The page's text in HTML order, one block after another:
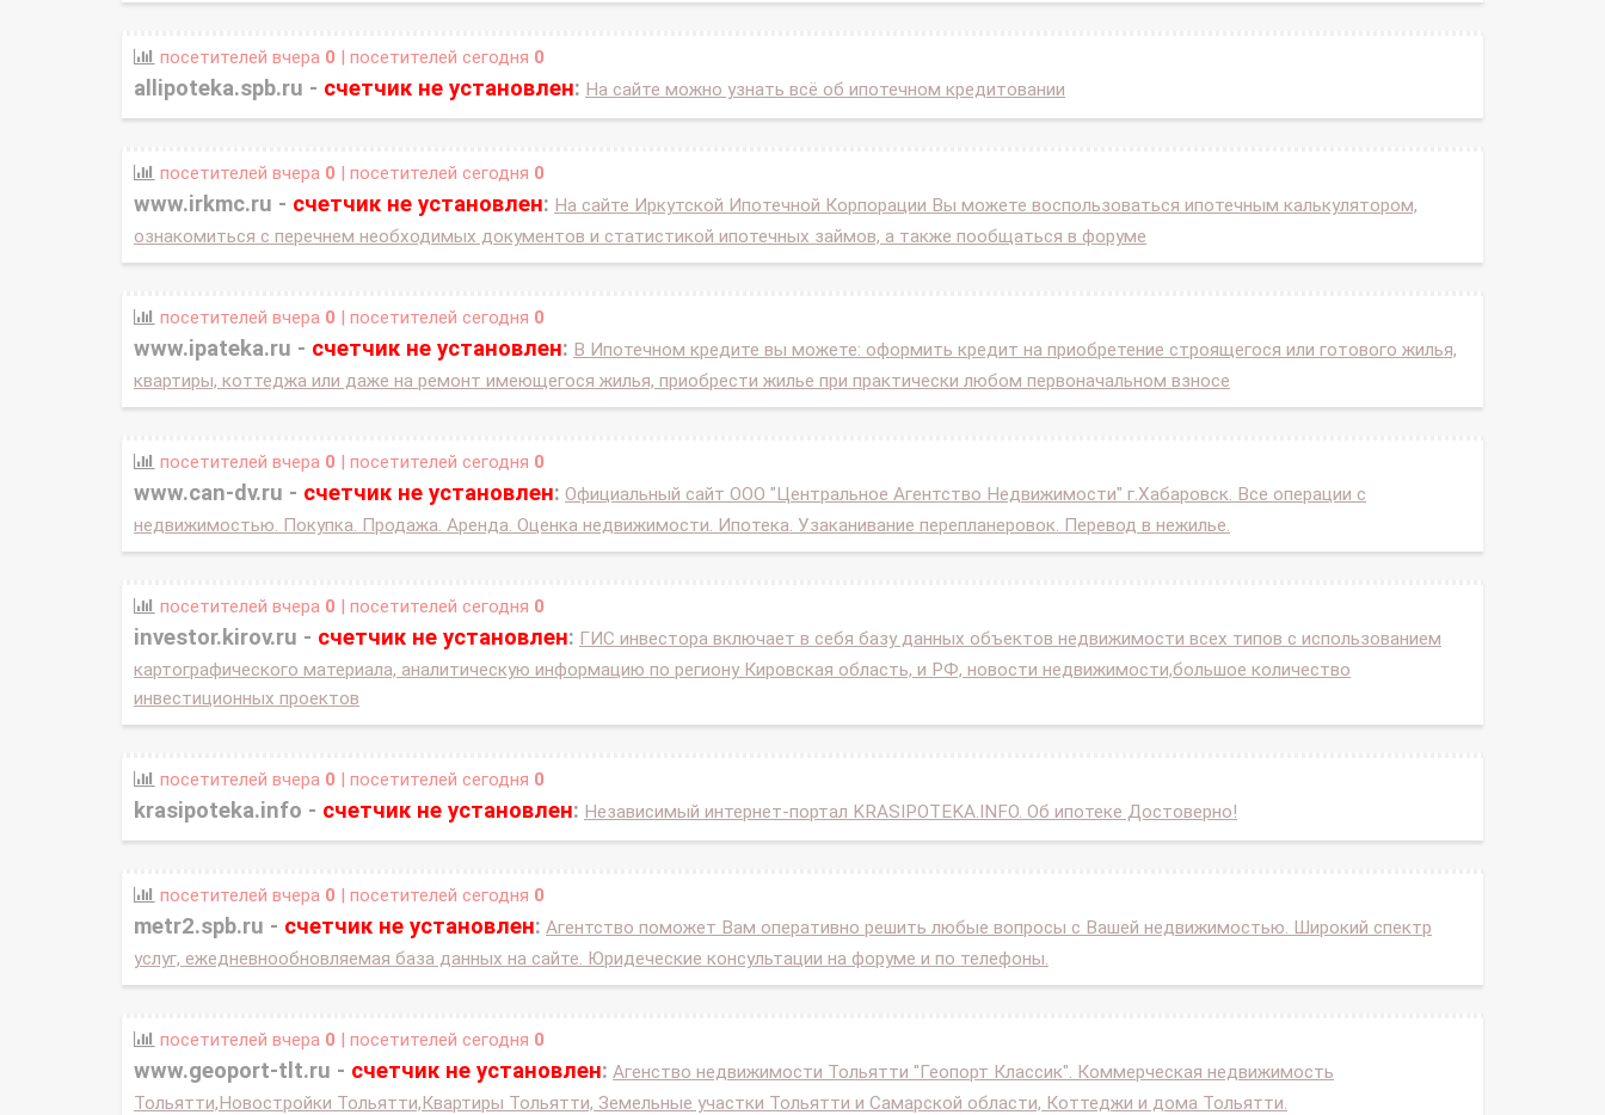
посетителей вчера 0 | посетителей сегодня 0
allipoteka.spb.ru - счетчик не установлен: На сайте можно узнать всё об ипотечном кредитовании
посетителей вчера 0 | посетителей сегодня 0
www.irkmc.ru - счетчик не установлен: На сайте Иркутской Ипотечной Корпорации Вы можете воспользоваться ипотечным калькулятором,
ознакомиться с перечнем необходимых документов и статистикой ипотечных займов, а также пообщаться в форуме
посетителей вчера 0 | посетителей сегодня 0
www.ipateka.ru - счетчик не установлен: В Ипотечном кредите вы можете: оформить кредит на приобретение строящегося или готового жилья,
квартиры, коттеджа или даже на ремонт имеющегося жилья, приобрести жилье при практически любом первоначальном взносе
посетителей вчера 0 | посетителей сегодня 0
www.can-dv.ru - счетчик не установлен: Официальный сайт ООО "Центральное Агентство Недвижимости" г.Хабаровск. Все операции с
недвижимостью. Покупка. Продажа. Аренда. Оценка недвижимости. Ипотека. Узаканивание перепланеровок. Перевод в нежилье.
посетителей вчера 0 | посетителей сегодня 0
investor.kirov.ru - счетчик не установлен: ГИС инвестора включает в себя базу данных объектов недвижимости всех типов с использованием
картографического материала, аналитическую информацию по региону Кировская область, и РФ, новости недвижимости,большое количество
инвестиционных проектов
посетителей вчера 0 | посетителей сегодня 0
krasipoteka.info - счетчик не установлен: Независимый интернет-портал KRASIPOTEKA.INFO. Об ипотеке Достоверно!
посетителей вчера 0 | посетителей сегодня 0
metr2.spb.ru - счетчик не установлен: Агентство поможет Вам оперативно решить любые вопросы с Вашей недвижимостью. Широкий спектр
услуг, ежедневнообновляемая база данных на сайте. Юридеческие консультации на форуме и по телефоны.
посетителей вчера 0 | посетителей сегодня 0
www.geoport-tlt.ru - счетчик не установлен: Агенство недвижимости Тольятти "Геопорт Классик". Коммерческая недвижимость
Тольятти,Новостройки Тольятти,Квартиры Тольятти, Земельные участки Тольятти и Самарской области, Коттеджи и дома Тольятти.